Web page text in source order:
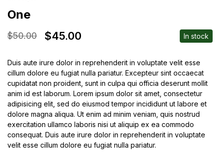
One
$50.00 $45.00 In stock
Duis aute irure dolor in reprehenderit in voluptate velit esse
cillum dolore eu fugiat nulla pariatur. Excepteur sint occaecat
cupidatat non proident, sunt in culpa qui officia deserunt mollit
anim id est laborum. Lorem ipsum dolor sit amet, consectetur
adipisicing elit, sed do eiusmod tempor incididunt ut labore et
dolore magna aliqua. Ut enim ad minim veniam, quis nostrud
exercitation ullamco laboris nisi ut aliquip ex ea commodo
consequat. Duis aute irure dolor in reprehenderit in voluptate
velit esse cillum dolore eu fugiat nulla pariatur.